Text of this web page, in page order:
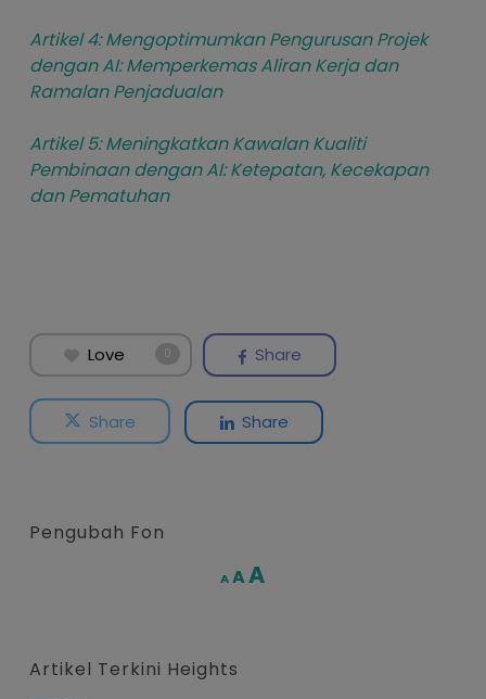
Artikel 4: Mengoptimumkan Pengurusan Projek
dengan AI: Memperkemas Aliran Kerja dan
Ramalan Penjadualan
Artikel 5: Meningkatkan Kawalan Kualiti
Pembinaan dengan AI: Ketepatan, Kecekapan
dan Pematuhan
Love 0 Share
Share Share
Pengubah Fon
A Decrease
AReset
AIncrease
Artikel Terkini Heights